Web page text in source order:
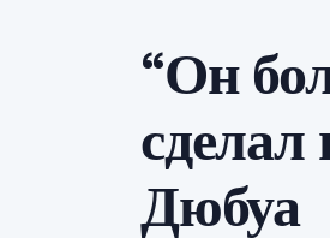
“Он
Дюбуа